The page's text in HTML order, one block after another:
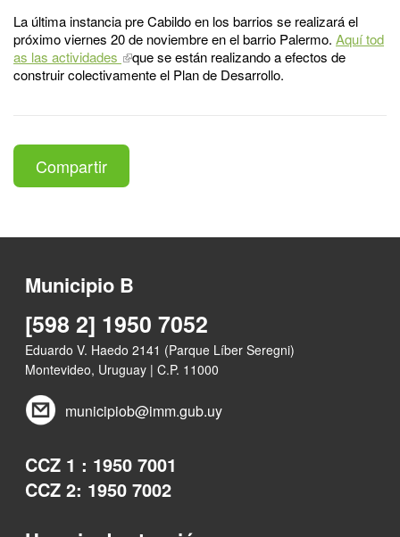
La última instancia pre Cabildo en los barrios se realizará el
próximo viernes 20 de noviembre en el barrio Palermo. Aquí tod
as las actividades
que se están realizando a efectos de
construir colectivamente el Plan de Desarrollo.
Compartir
Municipio B
[598 2] 1950 7052
Eduardo V. Haedo 2141 (Parque Líber Seregni)
Montevideo, Uruguay | C.P. 11000
municipiob@imm.gub.uy
CCZ 1 : 1950 7001
CCZ 2: 1950 7002